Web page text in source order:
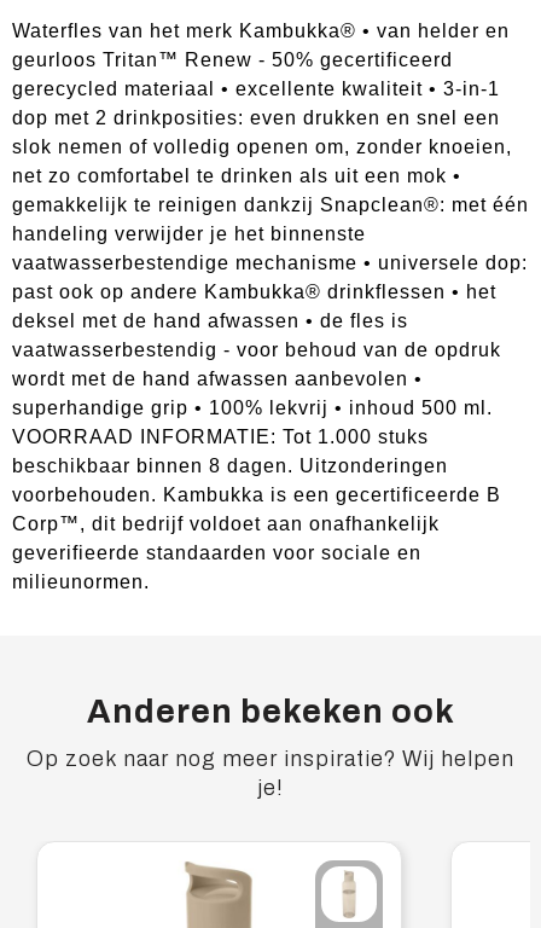
Waterfles van het merk Kambukka® • van helder en
geurloos Tritan™ Renew - 50% gecertificeerd
gerecycled materiaal • excellente kwaliteit • 3-in-1
dop met 2 drinkposities: even drukken en snel een
slok nemen of volledig openen om, zonder knoeien,
net zo comfortabel te drinken als uit een mok •
gemakkelijk te reinigen dankzij Snapclean®: met één
handeling verwijder je het binnenste
vaatwasserbestendige mechanisme • universele dop:
past ook op andere Kambukka® drinkflessen • het
deksel met de hand afwassen • de fles is
vaatwasserbestendig - voor behoud van de opdruk
wordt met de hand afwassen aanbevolen •
superhandige grip • 100% lekvrij • inhoud 500 ml.
VOORRAAD INFORMATIE: Tot 1.000 stuks
beschikbaar binnen 8 dagen. Uitzonderingen
voorbehouden. Kambukka is een gecertificeerde B
Corp™, dit bedrijf voldoet aan onafhankelijk
geverifieerde standaarden voor sociale en
milieunormen.
Anderen bekeken ook
Op zoek naar nog meer inspiratie? Wij helpen
je!